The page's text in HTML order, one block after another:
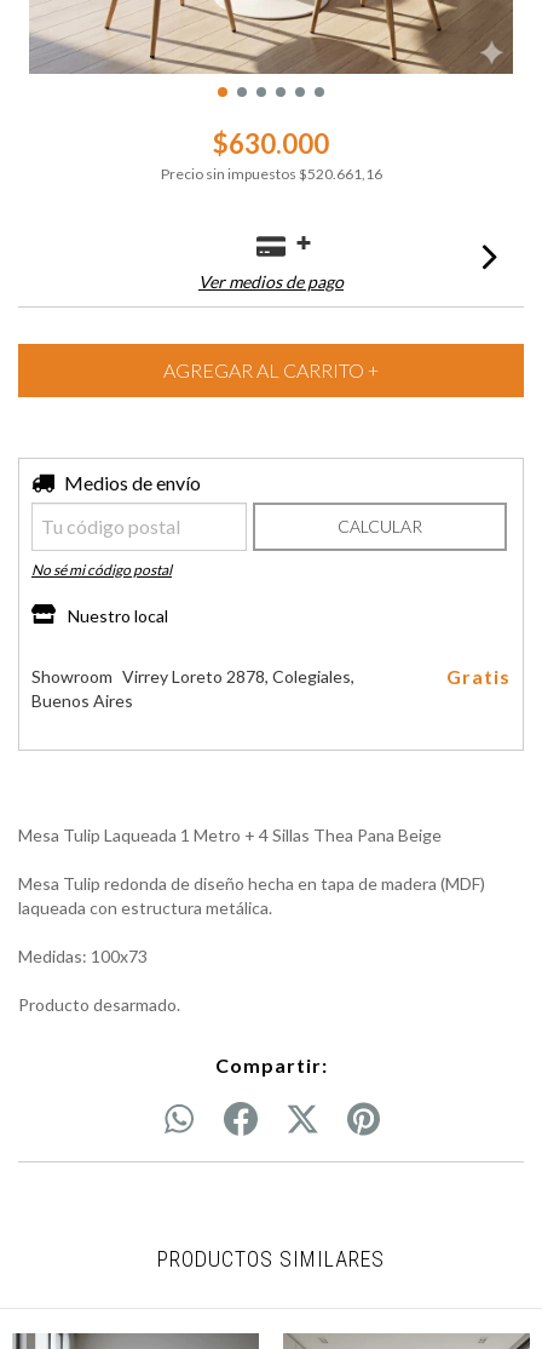
$630.000
Precio sin impuestos $520.661,16
Ver medios de pago
Entregas para el CP:
Medios de envío
CALCULAR
No sé mi código postal
Nuestro local
Showroom Virrey Loreto 2878, Colegiales,
Buenos Aires
Gratis
Mesa Tulip Laqueada 1 Metro + 4 Sillas Thea Pana Beige
Mesa Tulip redonda de diseño hecha en tapa de madera (MDF)
laqueada con estructura metálica.
Medidas: 100x73
Producto desarmado.
Compartir:
PRODUCTOS SIMILARES